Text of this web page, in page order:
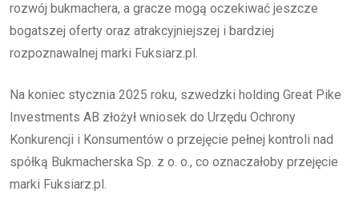
rozwój bukmachera, a gracze mogą oczekiwać jeszcze
bogatszej oferty oraz atrakcyjniejszej i bardziej
rozpoznawalnej marki Fuksiarz.pl.
Na koniec stycznia 2025 roku, szwedzki holding Great Pike
Investments AB złożył wniosek do Urzędu Ochrony
Konkurencji i Konsumentów o przejęcie pełnej kontroli nad
spółką Bukmacherska Sp. z o. o., co oznaczałoby przejęcie
marki Fuksiarz.pl.